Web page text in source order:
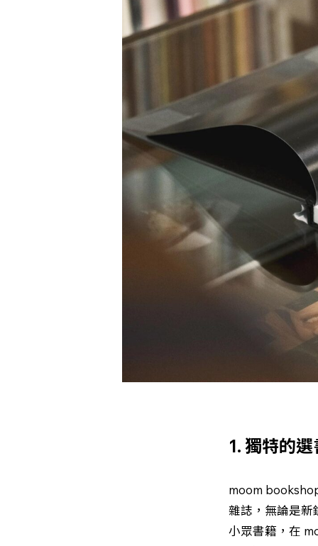
1. 獨特的
moom
雜誌，無論是新
小眾書籍，在